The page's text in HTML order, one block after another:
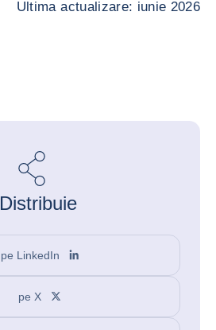
Ultima actualizare: iunie 2026
Distribuie
pe LinkedIn
pe X